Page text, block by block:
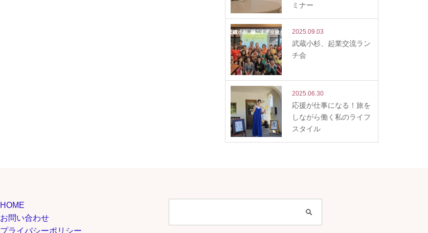
ミナー
2025.09.03
武蔵小杉、起業交流ラン
チ会
2025.06.30
応援が仕事になる！旅を
しながら働く私のライフ
スタイル
HOME
お問い合わせ
プライバシーポリシー